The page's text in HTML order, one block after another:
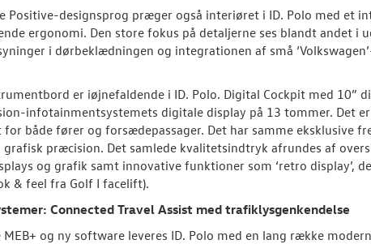
Positive-designsprog præger også interiøret i ID. Polo med
ergonomi. Den store fokus på detaljerne ses blandt andet i
i dørbeklædningen og integrationen af små
er iøjnefaldende i ID. Polo. Digital Cockpit med 10”
infotainmentsystemets digitale display på 13 tommer. Det
både fører og forsædepassager. Det har samme eksklusive
grafisk præcision. Det samlede kvalitetsindtryk afrundes af
og grafik samt innovative funktioner som ‘retro display’,
& feel fra Golf I facelift).
Connected Travel Assist med trafiklysgenkendelse
og ny software leveres ID. Polo med en lang række